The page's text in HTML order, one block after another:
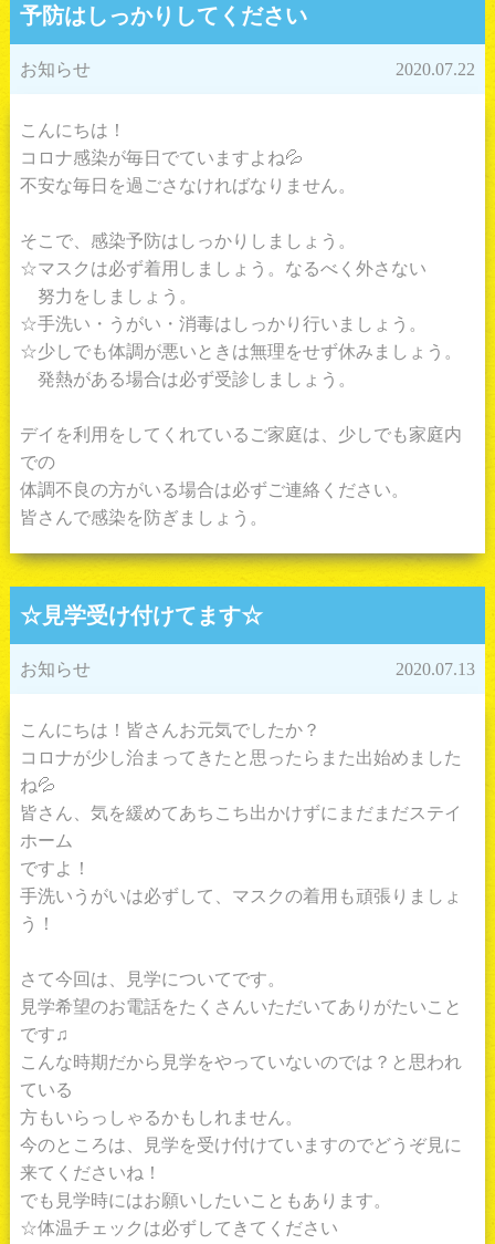
予防はしっかりしてください
お知らせ 2020.07.22
こんにちは！
コロナ感染が毎日でていますよね💦
不安な毎日を過ごさなければなりません。
そこで、感染予防はしっかりしましょう。
☆マスクは必ず着用しましょう。なるべく外さない
努力をしましょう。
☆手洗い・うがい・消毒はしっかり行いましょう。
☆少しでも体調が悪いときは無理をせず休みましょう。
発熱がある場合は必ず受診しましょう。
デイを利用をしてくれているご家庭は、少しでも家庭内
での
体調不良の方がいる場合は必ずご連絡ください。
皆さんで感染を防ぎましょう。
☆見学受け付けてます☆
お知らせ 2020.07.13
こんにちは！皆さんお元気でしたか？
コロナが少し治まってきたと思ったらまた出始めました
ね💦
皆さん、気を緩めてあちこち出かけずにまだまだステイ
ホーム
ですよ！
手洗いうがいは必ずして、マスクの着用も頑張りましょ
う！
さて今回は、見学についてです。
見学希望のお電話をたくさんいただいてありがたいこと
です♫
こんな時期だから見学をやっていないのでは？と思われ
ている
方もいらっしゃるかもしれません。
今のところは、見学を受け付けていますのでどうぞ見に
来てくださいね！
でも見学時にはお願いしたいこともあります。
☆体温チェックは必ずしてきてください